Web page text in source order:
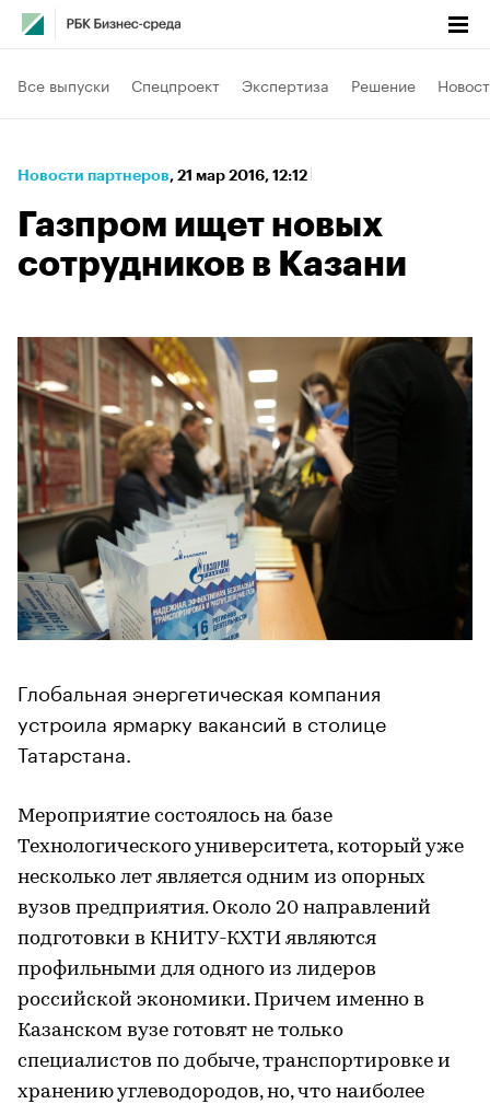
Все выпуски Спецпроект Экспертиза Решение
Новости партнеров⁠, 21 мар 2016, 12:12
Газпром ищет новых
сотрудников в Казани
Глобальная энергетическая компания
устроила ярмарку вакансий в столице
Татарстана.
Мероприятие состоялось на базе
Технологического университета, который уже
несколько лет является одним из опорных
вузов предприятия. Около 20 направлений
подготовки в КНИТУ-КХТИ являются
профильными для одного из лидеров
российской экономики. Причем именно в
Казанском вузе готовят не только
специалистов по добыче, транспортировке и
хранению углеводородов, но, что наиболее